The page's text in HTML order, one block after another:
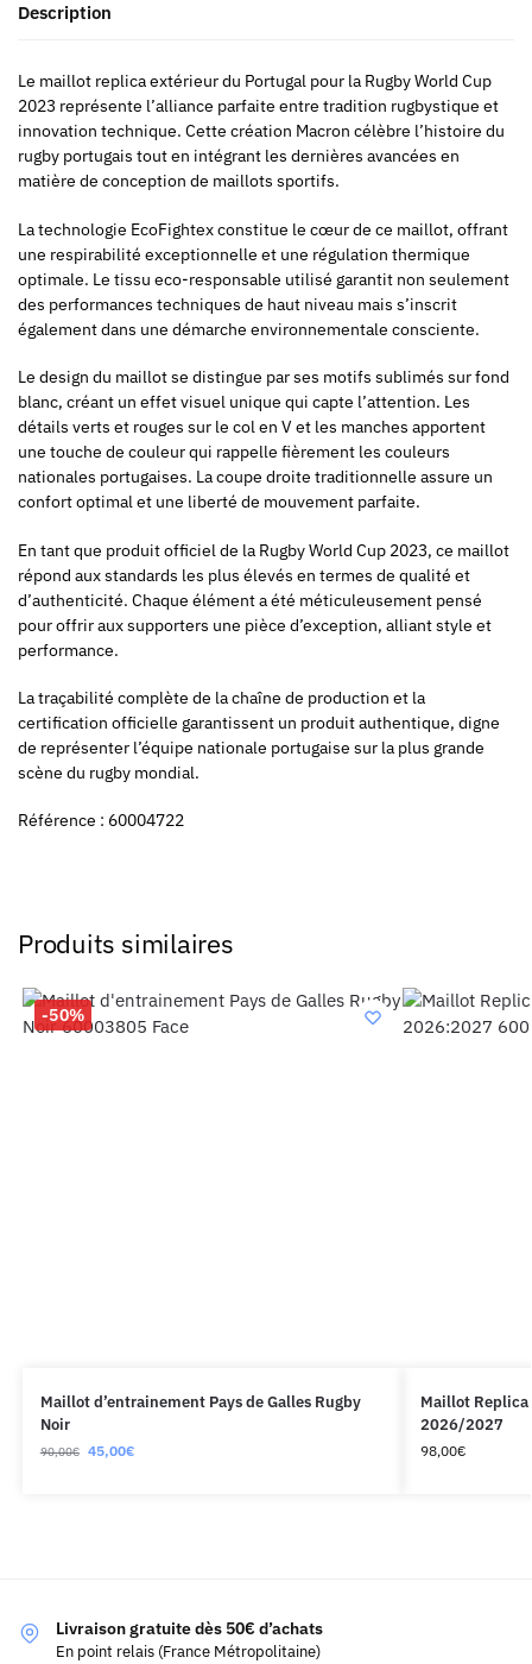
Description
Le maillot replica extérieur du Portugal pour la Rugby World Cup
2023 représente l’alliance parfaite entre tradition rugbystique et
innovation technique. Cette création Macron célèbre l’histoire du
rugby portugais tout en intégrant les dernières avancées en
matière de conception de maillots sportifs.
La technologie EcoFightex constitue le cœur de ce maillot, offrant
une respirabilité exceptionnelle et une régulation thermique
optimale. Le tissu eco-responsable utilisé garantit non seulement
des performances techniques de haut niveau mais s’inscrit
également dans une démarche environnementale consciente.
Le design du maillot se distingue par ses motifs sublimés sur fond
blanc, créant un effet visuel unique qui capte l’attention. Les
détails verts et rouges sur le col en V et les manches apportent
une touche de couleur qui rappelle fièrement les couleurs
nationales portugaises. La coupe droite traditionnelle assure un
confort optimal et une liberté de mouvement parfaite.
En tant que produit officiel de la Rugby World Cup 2023, ce maillot
répond aux standards les plus élevés en termes de qualité et
d’authenticité. Chaque élément a été méticuleusement pensé
pour offrir aux supporters une pièce d’exception, alliant style et
performance.
La traçabilité complète de la chaîne de production et la
certification officielle garantissent un produit authentique, digne
de représenter l’équipe nationale portugaise sur la plus grande
scène du rugby mondial.
Référence : 60004722
Produits similaires
-50%
Maillot d’entrainement Pays de Galles Rugby
Noir
90,00€ 45,00€
Maillot
2026/2027
98,00€
Livraison gratuite dès 50€ d’achats
En point relais (France Métropolitaine)